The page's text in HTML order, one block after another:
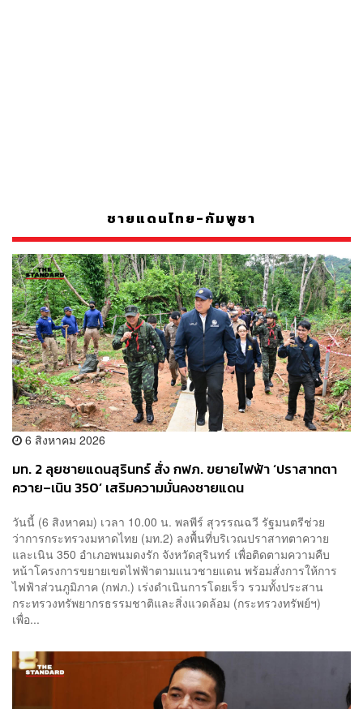
ชายแดนไทย-กัมพูชา
6 สิงหาคม 2026
มท. 2 ลุยชายแดนสุรินทร์ สั่ง กฟภ. ขยายไฟฟ้า ‘ปราสาทตา
ควาย–เนิน 350’ เสริมความมั่นคงชายแดน
วันนี้ (6 สิงหาคม) เวลา 10.00 น. พลพีร์ สุวรรณฉวี รัฐมนตรีช่วย
ว่าการกระทรวงมหาดไทย (มท.2) ลงพื้นที่บริเวณปราสาทตาควาย
และเนิน 350 อำเภอพนมดงรัก จังหวัดสุรินทร์ เพื่อติดตามความคืบ
หน้าโครงการขยายเขตไฟฟ้าตามแนวชายแดน พร้อมสั่งการให้การ
ไฟฟ้าส่วนภูมิภาค (กฟภ.) เร่งดำเนินการโดยเร็ว รวมทั้งประสาน
กระทรวงทรัพยากรธรรมชาติและสิ่งแวดล้อม (กระทรวงทรัพย์ฯ)
เพื่อ...